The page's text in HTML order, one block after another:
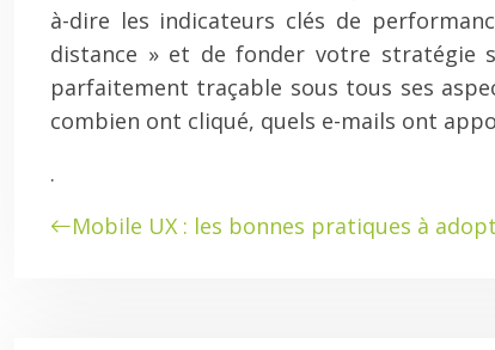
à-dire les indicateurs clés de
distance » et de fonder votre stratégie
parfaitement traçable sous tous ses
combien ont cliqué, quels e-mails ont
.
Mobile UX : les bonnes pratiques à